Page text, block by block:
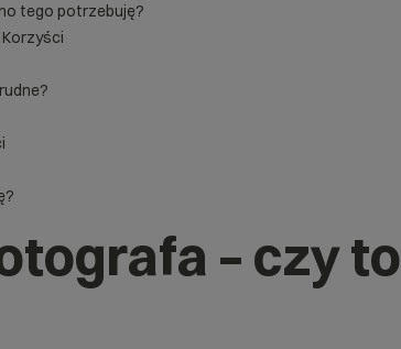
tego potrzebuję?
– czy to